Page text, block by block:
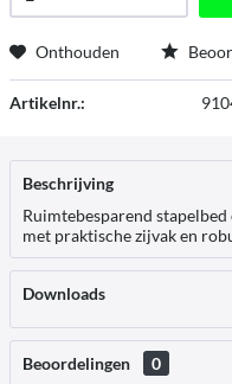
Onthouden
Artikelnr.:
Beschrijving
Ruimtebesparend
met praktische zijvak en
Downloads
Beoordelingen
0